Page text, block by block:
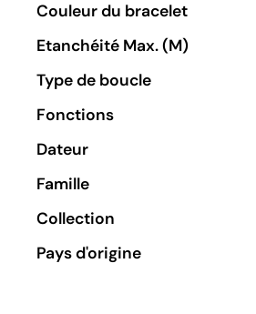
Couleur du bracelet
Etanchéité Max. (M)
Type de boucle
Fonctions
Dateur
Famille
Collection
Pays d'origine